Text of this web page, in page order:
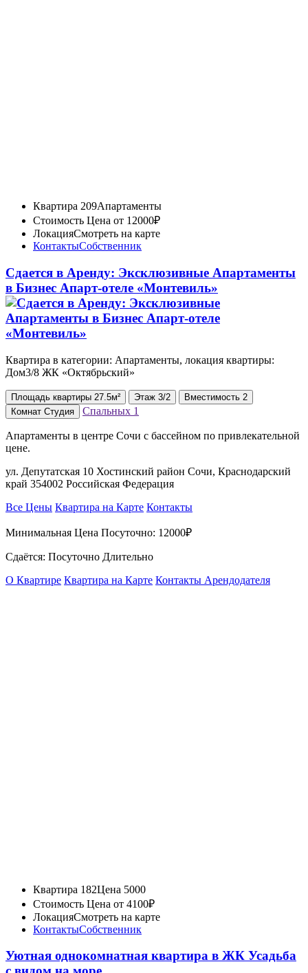
Квартира 209Апартаменты
Стоимость Цена от 12000₽
ЛокацияСмотреть на карте
КонтактыСобственник
Сдается в Аренду: Эксклюзивные Апартаменты
в Бизнес Апарт-отеле «Монтевиль»
Квартира в категории: Апартаменты, локация квартиры:
Дом3/8 ЖК «Октябрьский»
Площадь квартиры 27.5м² Этаж 3/2 Вместимость 2
Комнат Студия Спальных 1
Апартаменты в центре Сочи с бассейном по привлекательной
цене.
ул. Депутатская 10 Хостинский район Сочи, Краснодарский
край 354002 Российская Федерация
Все Цены Квартира на Карте Контакты
Минимальная Цена Посуточно: 12000₽
Сдаётся: Посуточно Длительно
О Квартире Квартира на Карте Контакты Арендодателя
Квартира 182Цена 5000
Стоимость Цена от 4100₽
ЛокацияСмотреть на карте
КонтактыСобственник
Уютная однокомнатная квартира в ЖК Усадьба